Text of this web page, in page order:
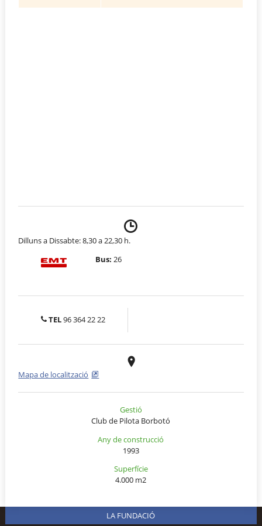
Dilluns a Dissabte: 8,30 a 22,30 h.
Bus: 26
TEL96 364 22 22
Mapa de localització
Gestió
Club de Pilota Borbotó
Any de construcció
1993
Superfície
4.000 m2
LA FUNDACIÓ